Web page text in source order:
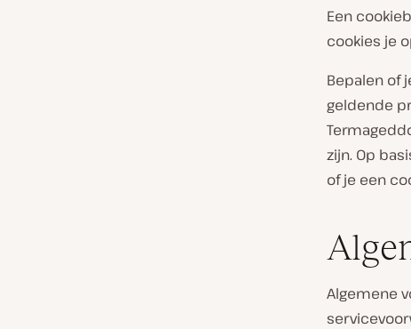
Een
cookies je
Bepalen of
geldende
zijn. Op
of je een
Algemene